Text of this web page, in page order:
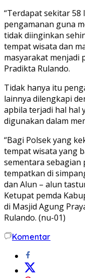
“Terdapat sekitar
pengamanan guna
tidak diinginkan
tempat wisata dan
masyarakat menjadi
Pradikta Rulando.
Tidak hanya itu
lainnya dilengkapi
apbila terjadi hal hal
digunakan dalam
“Bagi Polsek yang
tempat wisata yang
sementara sebagian
tempatkan di
dan Alun – alun
Ketupat pemda
di Masjid Agung
Rulando. (nu-01)
Komentar